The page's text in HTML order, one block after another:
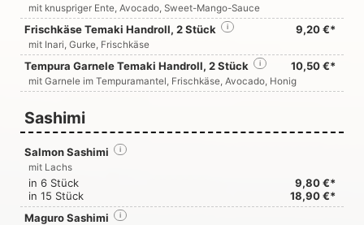
mit knuspriger Ente, Avocado, Sweet-Mango-Sauce
Frischkäse Temaki Handroll, 2 Stück 9,20 €*
i
mit Inari, Gurke, Frischkäse
Tempura Garnele Temaki Handroll, 2 Stück 10,50 €*
i
mit Garnele im Tempuramantel, Frischkäse, Avocado, Honig
Sashimi
Salmon Sashimi i
mit Lachs
in 6 Stück
9,80 €*
in 15 Stück
18,90 €*
Maguro Sashimi
i